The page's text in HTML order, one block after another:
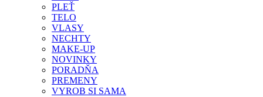
PLEŤ
TELO
VLASY
NECHTY
MAKE-UP
NOVINKY
PORADŇA
PREMENY
VYROB SI SAMA